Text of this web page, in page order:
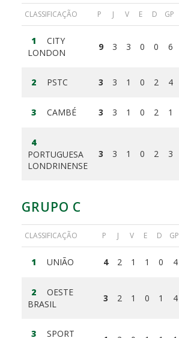
CLASSIFICAÇÃO P J V E D GP
1
CITY
LONDON
9 3 3 0 0 6
2 PSTC 3 3 1 0 2 4
3 CAMBÉ 3 3 1 0 2 1
4
PORTUGUESA
LONDRINENSE
3 3 1 0 2 3
GRUPO C
CLASSIFICAÇÃO P J V E D GP
1 UNIÃO 4 2 1 1 0 4
2
OESTE
BRASIL
3 2 1 0 1 4
3 SPORT